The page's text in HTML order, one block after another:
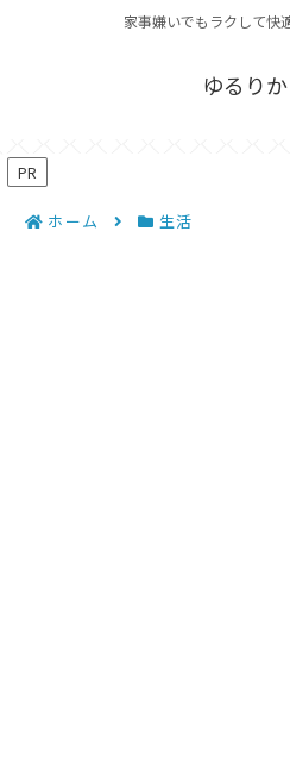
家事嫌いでもラクして快
ゆるりか
PR
ホーム 生活